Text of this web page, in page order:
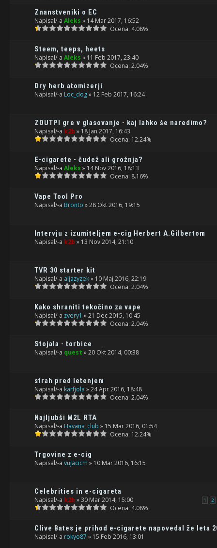
Znanstveniki o EC
Napisal/-a Aleks » 14 Mar 2017, 16:52
Ocena: 4.08%
Steem, teeps, heets
Napisal/-a Aleks » 11 Feb 2017, 23:40
Ocena: 2.04%
Dry herb atomizerji
Napisal/-a Loc_dog» 12 Feb 2017, 16:24
ZOUTPI gre v glasovanje - kaj lahko še naredimo?
Napisal/-a k2b » 18 Jan 2017, 16:43
Ocena: 12.24%
E-cigarete - čudež ali grožnja?
Napisal/-a Aleks » 14 Nov 2016, 18:13
Ocena: 8.16%
Vape Tool Pro
Napisal/-a Bronto » 28 Okt 2016, 19:15
Intervju z izumiteljem e-cig Herbert A.Gilbertom
Napisal/-a k2b » 13 Nov 2014, 21:10
TVR 30 starter kit
Napisal/-a aljazyzek» 10 Maj 2016, 22:19
Ocena: 2.04%
Kako shraniti tekočino za vape
Napisal/-a zvery1 » 21 Dec 2015, 10:45
Ocena: 2.04%
Stojala - torbice
Napisal/-a quest » 20 Okt 2014, 00:38
strah pred letenjem
Napisal/-a karfjola » 24 Apr 2016, 18:48
Ocena: 2.04%
Najljubši M2L RTA
Napisal/-a Havana_club » 15 Mar 2016, 01:54
Ocena: 12.24%
Trgovine z e-cig
Napisal/-a vujacicm » 10 Mar 2016, 16:15
Celebrities in e-cigareta
1 2
Napisal/-a k2b » 30 Mar 2014, 15:00
Ocena: 4.08%
Clive Bates je prihod e-cigarete napovedal že leta
Napisal/-a rokyo87 » 15 Feb 2016, 13:01